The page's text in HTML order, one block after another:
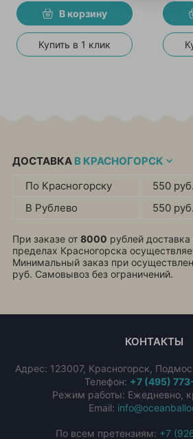
В корзину
Купить в 1 клик
ДОСТАВКА В КРАСНОГОРСК
По Красногорску
550 руб.
В Рублево
550 руб.
При заказе от 8000 рублей
пределах Красногорска
Минимальный заказ при
руб. Самовывоз без ограничений.
КОНТАКТЫ
Адрес: 123007, Красногорск,
Телефон: +7 (495)
Режим работы: Ежедневно,
Email:
По всем претензиям: +7